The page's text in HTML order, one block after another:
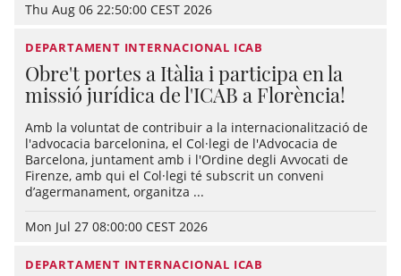
Thu Aug 06 22:50:00 CEST 2026
DEPARTAMENT INTERNACIONAL ICAB
Obre't portes a Itàlia i participa en la
missió jurídica de l'ICAB a Florència!
Amb la voluntat de contribuir a la internacionalització de
l'advocacia barcelonina, el Col·legi de l'Advocacia de
Barcelona, juntament amb i l'Ordine degli Avvocati de
Firenze, amb qui el Col·legi té subscrit un conveni
d’agermanament, organitza ...
Mon Jul 27 08:00:00 CEST 2026
DEPARTAMENT INTERNACIONAL ICAB